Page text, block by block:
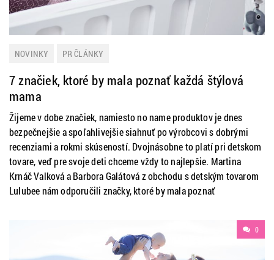
NOVINKY PR ČLÁNKY
7 značiek, ktoré by mala poznať každá štýlová
mama
Žijeme v dobe značiek, namiesto no name produktov je dnes
bezpečnejšie a spoľahlivejšie siahnuť po výrobcovi s dobrými
recenziami a rokmi skúseností. Dvojnásobne to platí pri detskom
tovare, veď pre svoje deti chceme vždy to najlepšie. Martina
Krnáč Valková a Barbora Galátová z obchodu s detským tovarom
Lulubee nám odporučili značky, ktoré by mala poznať
0